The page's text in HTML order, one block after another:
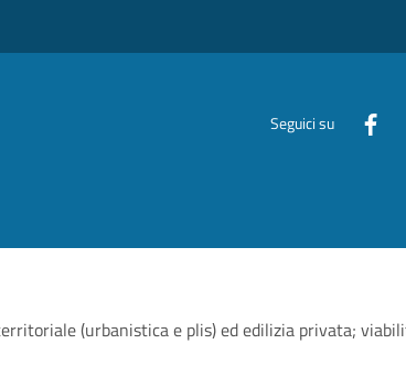
Seguici su
(urbanistica e plis) ed edilizia privata;